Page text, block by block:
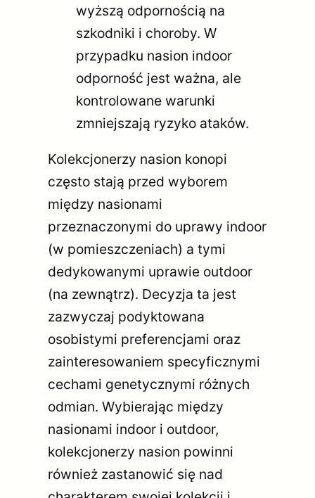
wyższą odpornością na
szkodniki i choroby. W
przypadku nasion indoor
odporność jest ważna, ale
kontrolowane warunki
zmniejszają ryzyko ataków.
Kolekcjonerzy nasion konopi
często stają przed wyborem
między nasionami
przeznaczonymi do uprawy indoor
(w pomieszczeniach) a tymi
dedykowanymi uprawie outdoor
(na zewnątrz). Decyzja ta jest
zazwyczaj podyktowana
osobistymi preferencjami oraz
zainteresowaniem specyficznymi
cechami genetycznymi różnych
odmian. Wybierając między
nasionami indoor i outdoor,
kolekcjonerzy nasion powinni
również zastanowić się nad